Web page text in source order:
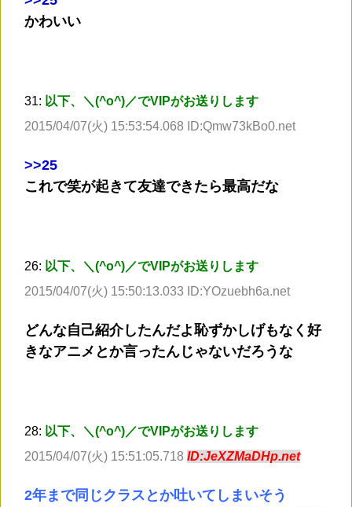
かわいい
31: 以下、＼(^o^)／でVIPがお送りします
2015/04/07(火) 15:53:54.068 ID:Qmw73kBo0.net
>>25
これで笑が起きて友達できたら最高だな
26: 以下、＼(^o^)／でVIPがお送りします
2015/04/07(火) 15:50:13.033 ID:YOzuebh6a.net
どんな自己紹介したんだよ恥ずかしげもなく好
きなアニメとか言ったんじゃないだろうな
28: 以下、＼(^o^)／でVIPがお送りします
2015/04/07(火) 15:51:05.718 ID:JeXZMaDHp.net
2年まで同じクラスとか吐いてしまいそう